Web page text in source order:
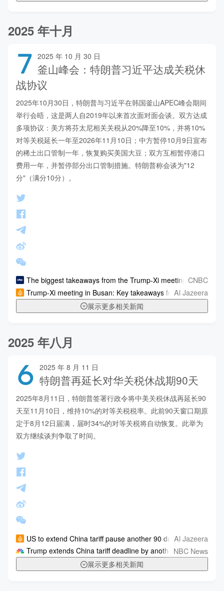
2025 年十月
7 2025 年 10 月 30 日
釜山峰会：特朗普习近平达成关税休
战协议
2025年10月30日，特朗普与习近平在韩国釜山APEC峰会期间
举行会晤，这是两人自2019年以来首次面对面会谈。双方达成
多项协议：美方将芬太尼相关关税从20%降至10%，并将10%
对等关税延长一年至2026年11月10日；中方暂停10月9日宣布
的稀土出口管制一年，恢复购买美国大豆；双方互相暂停港口
费用一年，并暂停部分出口管制措施。特朗普称会谈为"12
分"（满分10分）。
The biggest takeaways from the Trump-Xi meeting — what
CNBC
Trump-Xi meeting in Busan: Key takeaways from the summit
Al Jazeera
展示更多相关新闻
2025 年八月
6 2025 年 8 月 11 日
特朗普再延长对华关税休战期90天
2025年8月11日，特朗普签署行政令将中美关税休战再延长90
天至11月10日，维持10%的对等关税税率。此前90天窗口期原
定于8月12日届满，届时34%的对等关税将自动恢复。此举为
双方继续谈判争取了时间。
US to extend China tariff pause another 90 daysAl Jazeera
Trump extends China tariff deadline by another 90 days
NBC News
展示更多相关新闻